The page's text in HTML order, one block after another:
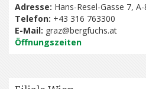
Adresse: Hans-Resel-Gasse 7,
Telefon: +43 316 763300
E-Mail: graz@bergfuchs.at
Öffnungszeiten